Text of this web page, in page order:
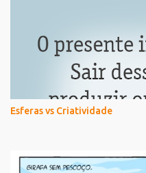
Esferas vs Criatividade